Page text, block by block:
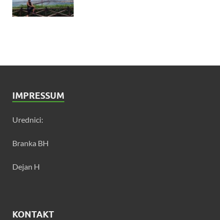
IMPRESSUM
Urednici:
Branka BH
Dejan H
KONTAKT